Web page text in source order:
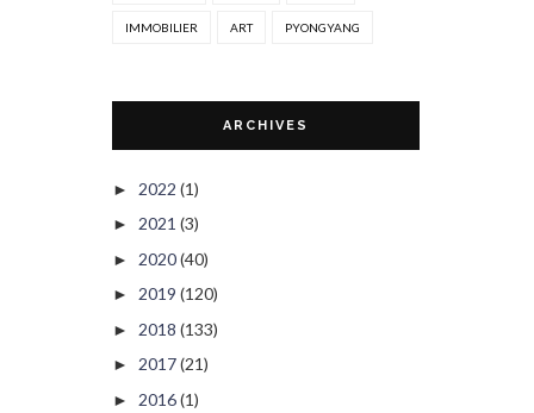
IMMOBILIER ART PYONGYANG
ARCHIVES
► 2022 (1)
► 2021 (3)
► 2020(40)
► 2019 (120)
► 2018 (133)
► 2017(21)
► 2016(1)